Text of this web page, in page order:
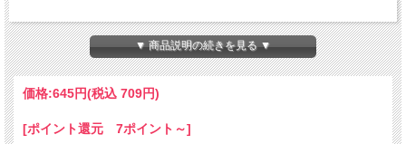
▼ 商品説明の続きを見る ▼
価格:645円(税込 709円)
[ポイント還元 7ポイント～]